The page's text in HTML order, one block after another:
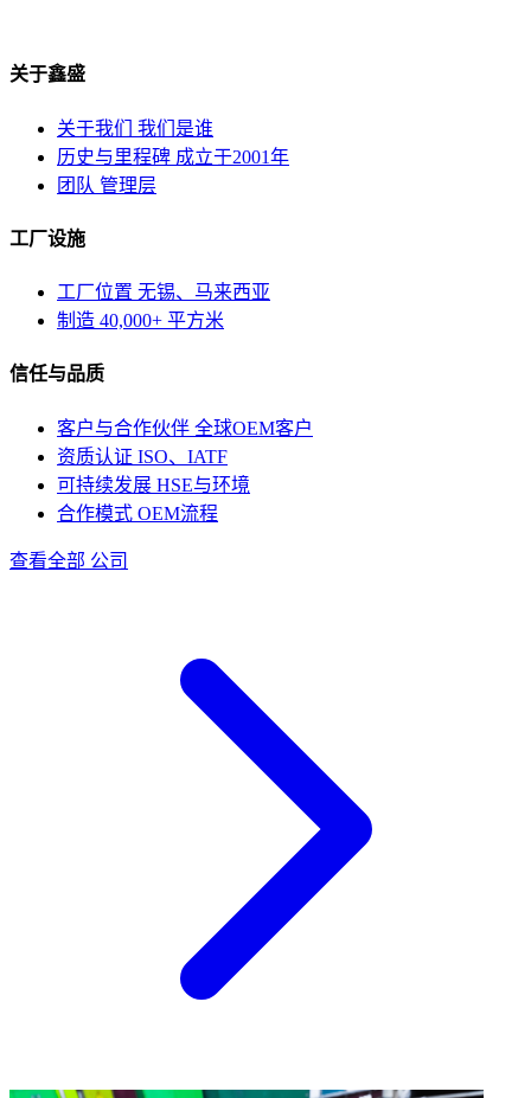
关于鑫盛
关于我们 我们是谁
历史与里程碑 成立于2001年
团队 管理层
工厂设施
工厂位置 无锡、马来西亚
制造 40,000+ 平方米
信任与品质
客户与合作伙伴 全球OEM客户
资质认证 ISO、IATF
可持续发展 HSE与环境
合作模式 OEM流程
查看全部 公司